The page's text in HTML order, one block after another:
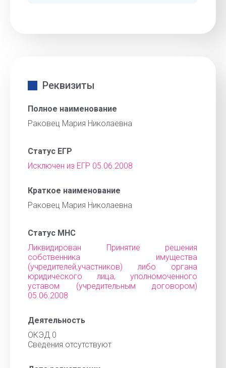
Реквизиты
Полное наименование
Раковец Мария Николаевна
Статус ЕГР
Исключен из ЕГР 05.06.2008
Краткое наименование
Раковец Мария Николаевна
Статус МНС
Ликвидирован Принятие решения
собственника имущества
(учредителей,участников) либо органа
юридического лица, уполномоченного
уставом (учредительным договором)
05.06.2008
Деятельность
ОКЭД 0
Сведения отсутствуют